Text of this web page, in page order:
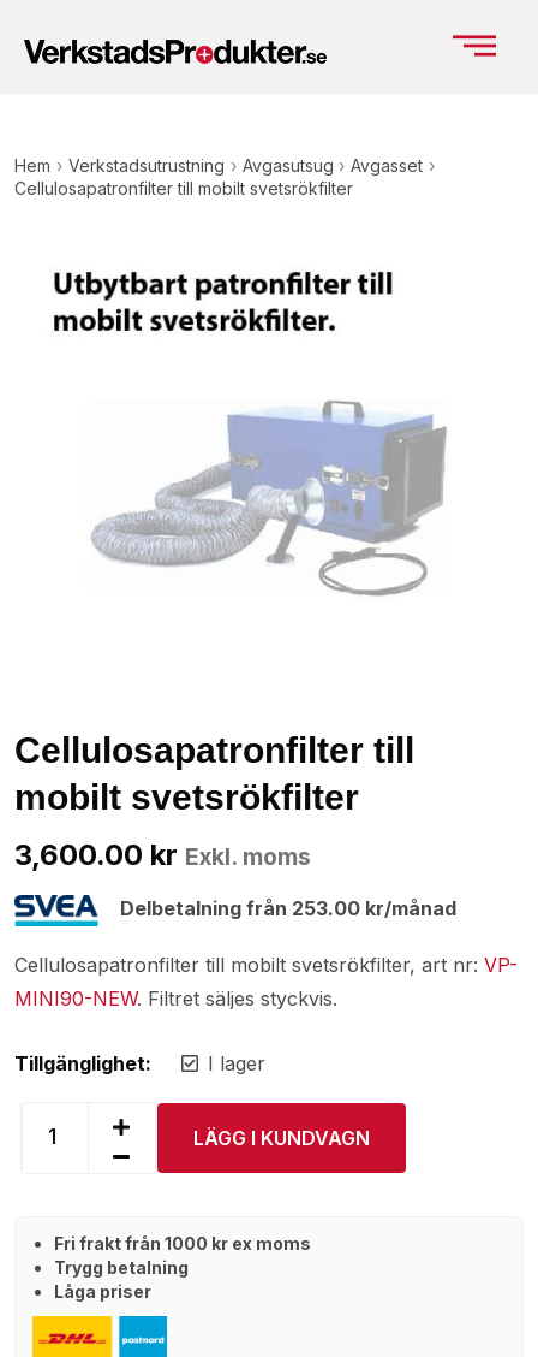
Hem › Verkstadsutrustning › Avgasutsug › Avgasset ›
Cellulosapatronfilter till mobilt svetsrökfilter
Delbetalning från 253.00 kr/månad
3,600.00 kr Exkl. moms
Cellulosapatronfilter till
mobilt svetsrökfilter
Cellulosapatronfilter till mobilt svetsrökfilter, art nr: VP-
MINI90-NEW. Filtret säljes styckvis.
Tillgänglighet: I lager
LÄGG I KUNDVAGN
Fri frakt från 1000 kr ex moms
Trygg betalning
Låga priser